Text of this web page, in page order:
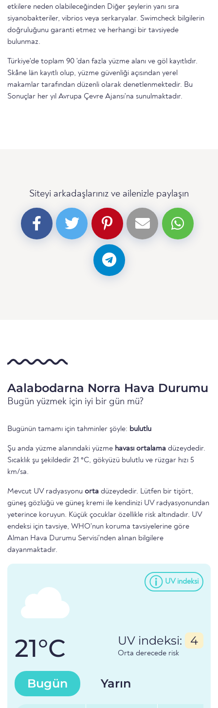
etkilere neden olabileceğinden Diğer şeylerin yanı sıra
siyanobakteriler, vibrios veya serkaryalar. Swimcheck bilgilerin
doğruluğunu garanti etmez ve herhangi bir tavsiyede
bulunmaz.
Türkiye'de toplam 90 'dan fazla yüzme alanı ve göl kayıtlıdır.
Skåne län kayıtlı olup, yüzme güvenliği açısından yerel
makamlar tarafından düzenli olarak denetlenmektedir. Bu
Sonuçlar her yıl Avrupa Çevre Ajansı'na sunulmaktadır.
Siteyi arkadaşlarınız ve ailenizle paylaşın
Aalabodarna Norra Hava Durumu
Bugün yüzmek için iyi bir gün mü?
Bugünün tamamı için tahminler şöyle: bulutlu
Şu anda yüzme alanındaki yüzme havası ortalama düzeydedir.
Sıcaklık şu şekildedir 21 °C, gökyüzü bulutlu ve rüzgar hızı 5
km/sa.
Mevcut UV radyasyonu orta düzeydedir. Lütfen bir tişört,
güneş gözlüğü ve güneş kremi ile kendinizi UV radyasyonundan
yeterince koruyun. Küçük çocuklar özellikle risk altındadır. UV
endeksi için tavsiye, WHO'nun koruma tavsiyelerine göre
Alman Hava Durumu Servisi'nden alınan bilgilere
dayanmaktadır.
UV indeksi
21°C UV indeksi: 4
Orta derecede risk
Bugün Yarın